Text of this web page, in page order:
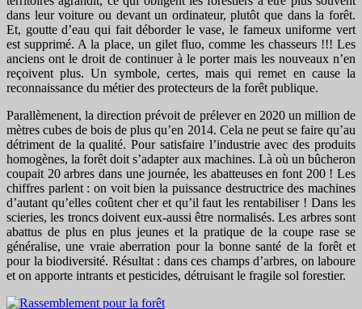
dans leur voiture ou devant un ordinateur, plutôt que dans la forêt.
Et, goutte d’eau qui fait déborder le vase, le fameux uniforme vert
est supprimé. A la place, un gilet fluo, comme les chasseurs !!! Les
anciens ont le droit de continuer à le porter mais les nouveaux n’en
reçoivent plus. Un symbole, certes, mais qui remet en cause la
reconnaissance du métier des protecteurs de la forêt publique.
Parallèmenent, la direction prévoit de prélever en 2020 un million de
mètres cubes de bois de plus qu’en 2014. Cela ne peut se faire qu’au
détriment de la qualité. Pour satisfaire l’industrie avec des produits
homogènes, la forêt doit s’adapter aux machines. Là où un bûcheron
coupait 20 arbres dans une journée, les abatteuses en font 200 ! Les
chiffres parlent : on voit bien la puissance destructrice des machines
d’autant qu’elles coûtent cher et qu’il faut les rentabiliser ! Dans les
scieries, les troncs doivent eux-aussi être normalisés. Les arbres sont
abattus de plus en plus jeunes et la pratique de la coupe rase se
généralise, une vraie aberration pour la bonne santé de la forêt et
pour la biodiversité. Résultat : dans ces champs d’arbres, on laboure
et on apporte intrants et pesticides, détruisant le fragile sol forestier.